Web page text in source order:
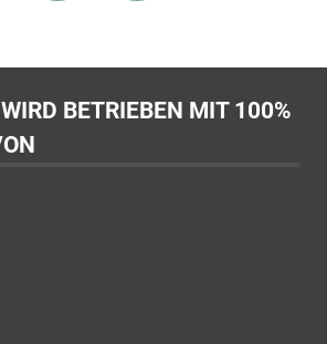
BETRIEBEN MIT 100%